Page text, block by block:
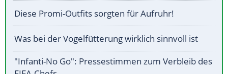
Diese Promi-Outfits sorgten für Aufruhr!
Was bei der Vogelfütterung wirklich sinnvoll ist
"Infanti-No Go": Pressestimmen zum Verbleib des